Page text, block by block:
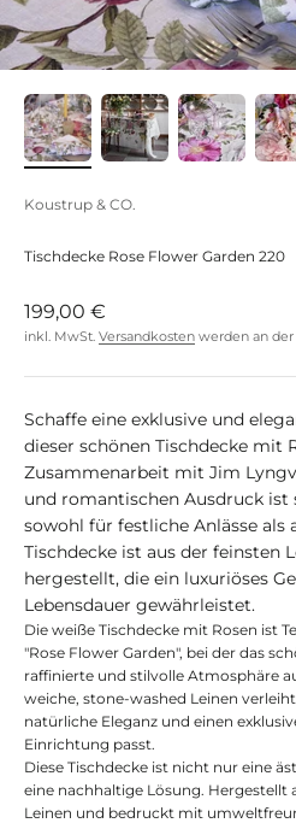
Koustrup & CO.
Tischdecke Rose Flower Garden 220
Angebot
199,00 €
inkl. MwSt. Versandkosten werden an
Schaffe eine exklusive und
dieser schönen Tischdecke mit
Zusammenarbeit mit Jim
und romantischen Ausdruck ist
sowohl für festliche Anlässe als
Tischdecke ist aus der feinsten
hergestellt, die ein luxuriöses
Lebensdauer gewährleistet.
Die weiße Tischdecke mit Rosen ist
"Rose Flower Garden", bei der das
raffinierte und stilvolle Atmosphäre
weiche, stone-washed Leinen
natürliche Eleganz und einen
Einrichtung passt.
Diese Tischdecke ist nicht nur eine
eine nachhaltige Lösung. Hergestellt
Leinen und bedruckt mit